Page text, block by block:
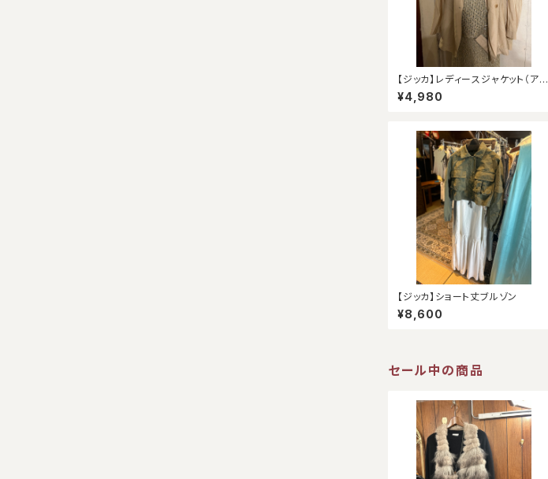
【ジッカ】レディースジャケット（アウ
トレット）
¥4,980
【ジッカ】ショート丈ブルゾン
¥8,600
セール中の商品